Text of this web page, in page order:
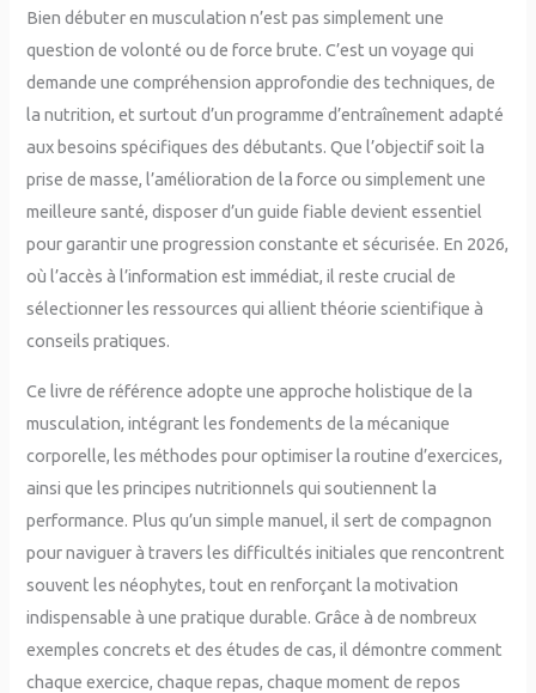
Bien débuter en musculation n’est pas simplement une
question de volonté ou de force brute. C’est un voyage qui
demande une compréhension approfondie des techniques, de
la nutrition, et surtout d’un programme d’entraînement adapté
aux besoins spécifiques des débutants. Que l’objectif soit la
prise de masse, l’amélioration de la force ou simplement une
meilleure santé, disposer d’un guide fiable devient essentiel
pour garantir une progression constante et sécurisée. En 2026,
où l’accès à l’information est immédiat, il reste crucial de
sélectionner les ressources qui allient théorie scientifique à
conseils pratiques.
Ce livre de référence adopte une approche holistique de la
musculation, intégrant les fondements de la mécanique
corporelle, les méthodes pour optimiser la routine d’exercices,
ainsi que les principes nutritionnels qui soutiennent la
performance. Plus qu’un simple manuel, il sert de compagnon
pour naviguer à travers les difficultés initiales que rencontrent
souvent les néophytes, tout en renforçant la motivation
indispensable à une pratique durable. Grâce à de nombreux
exemples concrets et des études de cas, il démontre comment
chaque exercice, chaque repas, chaque moment de repos